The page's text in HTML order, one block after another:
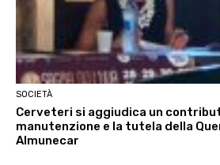
SOCIETÀ
Cerveteri si aggiudica un
manutenzione e la tutela della
Almunecar